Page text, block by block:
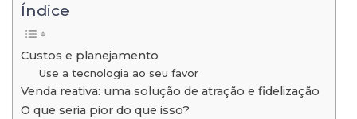
Índice
Custos e planejamento
Use a tecnologia ao seu favor
Venda reativa: uma solução de atração e fidelização
O que seria pior do que isso?